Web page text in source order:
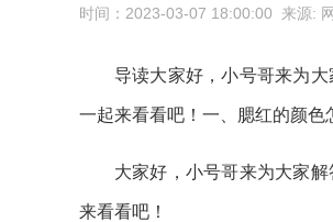
时间：2023-03-07 18:00:00 来源:
导读大家好，小号哥来为
一起来看看吧！一、腮红的颜色
大家好，小号哥来为大家
来看看吧！